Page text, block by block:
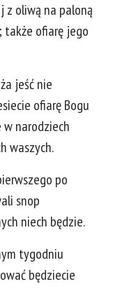
z oliwą na paloną
także ofiarę jego
jeść nie
ofiarę Bogu
narodziech
waszych.
po
snop
niech będzie.
tygodniu
będziecie